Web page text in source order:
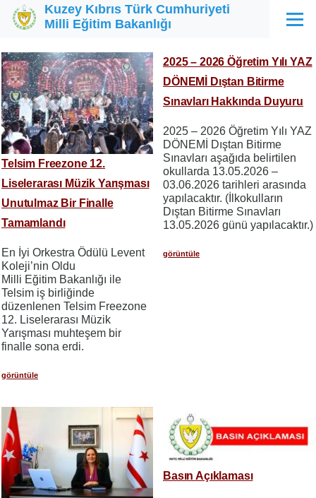
Ana içeriğe atla
Kuzey Kıbrıs Türk Cumhuriyeti
Milli Eğitim Bakanlığı
Menü
Telsim Freezone 12.
Liselerarası Müzik Yarışması
Unutulmaz Bir Finalle
Tamamlandı
En İyi Orkestra Ödülü Levent
Koleji’nin Oldu
Milli Eğitim Bakanlığı ile
Telsim iş birliğinde
düzenlenen Telsim Freezone
12. Liselerarası Müzik
Yarışması muhteşem bir
finalle sona erdi.
görüntüle
2025 – 2026 Öğretim Yılı YAZ
DÖNEMİ Dıştan Bitirme
Sınavları Hakkında Duyuru
2025 – 2026 Öğretim Yılı YAZ
DÖNEMİ Dıştan Bitirme
Sınavları aşağıda belirtilen
okullarda 13.05.2026 –
03.06.2026 tarihleri arasında
yapılacaktır. (İlkokulların
Dıştan Bitirme Sınavları
13.05.2026 günü yapılacaktır.)
görüntüle
Basın Açıklaması